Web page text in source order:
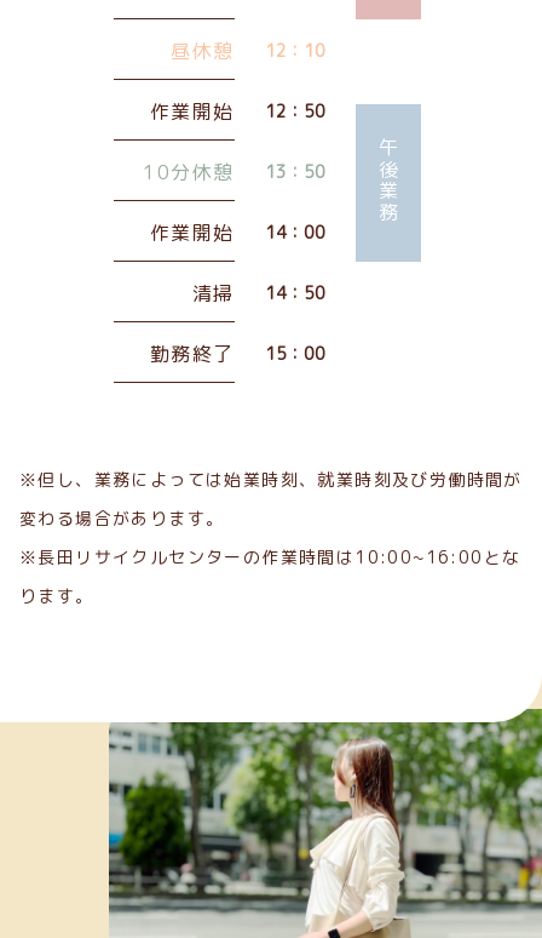
昼休憩 12：10
作業開始 12：50
10分休憩 13：50
作業開始 14：00
清掃 14：50
勤務終了 15：00
午後業務
※但し、業務によっては始業時刻、就業時刻及び労働時間が
変わる場合があります。
※長田リサイクルセンターの作業時間は10:00~16:00とな
ります。